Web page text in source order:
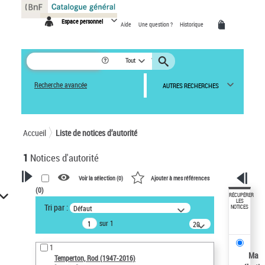
Espace personnel Aide Une question ? Historique
Tout
Recherche avancée AUTRES RECHERCHES
Accueil Liste de notices d’autorité
1 Notices d'autorité
VOTRE RECHERCHE
Recherche avancée dans les
notices d’autorité
Œuvres liées à l'auteur :
Temperton, Rod (1947-2016)
Voir la sélection (0) Ajouter à mes références
(0)
Tri par : Défaut
sur 1
20
résultats/page
1
Temperton, Rod (1947-2016)
RÉCUPÉRER
LES
NOTICES
Ma
Panneau de gestion des cookies